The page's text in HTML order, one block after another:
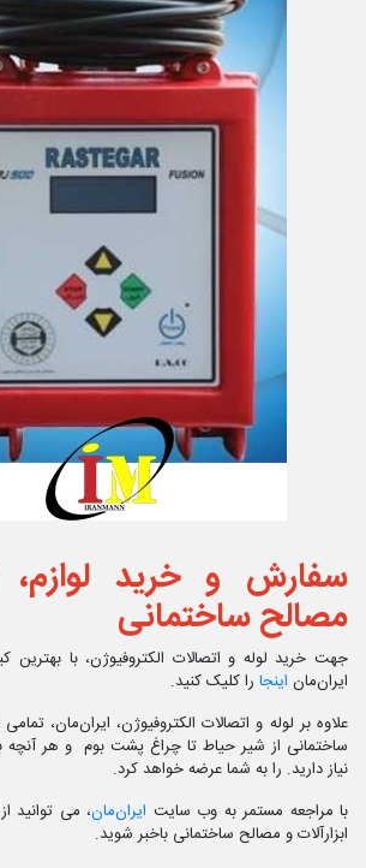
سفارش و خرید لوازم،
مصالح ساختمانی
جهت خرید لوله و اتصالات الکتروفیوژن، با
ایران‌مان اینجا را کلیک کنید.
علاوه بر لوله و اتصالات الکتروفیوژن، ایران‌مان، تمامی
ساختمانی از شیر حیاط تا چراغ پشت بوم و هر
نیاز دارید. را به شما عرضه خواهد کرد.
با مراجعه مستمر به وب سایت ایران‌مان، می توانید
ابزارآلات و مصالح ساختمانی باخبر شوید.